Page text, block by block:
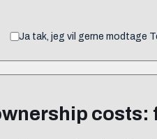
Ja tak, jeg vil gerne modtage